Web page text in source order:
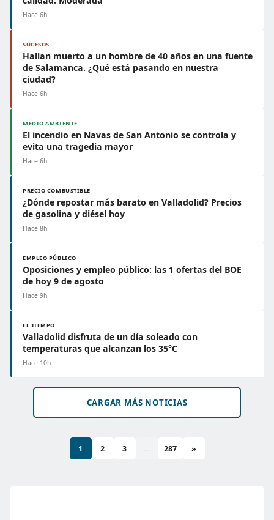
Hace 6h
SUCESOS
Hallan muerto a un hombre de 40 años en una fuente
de Salamanca. ¿Qué está pasando en nuestra
ciudad?
Hace 6h
MEDIO AMBIENTE
El incendio en Navas de San Antonio se controla y
evita una tragedia mayor
Hace 6h
PRECIO COMBUSTIBLE
¿Dónde repostar más barato en Valladolid? Precios
de gasolina y diésel hoy
Hace 8h
EMPLEO PÚBLICO
Oposiciones y empleo público: las 1 ofertas del BOE
de hoy 9 de agosto
Hace 9h
EL TIEMPO
Valladolid disfruta de un día soleado con
temperaturas que alcanzan los 35°C
Hace 10h
CARGAR MÁS NOTICIAS
1 2 3 ... 287 »